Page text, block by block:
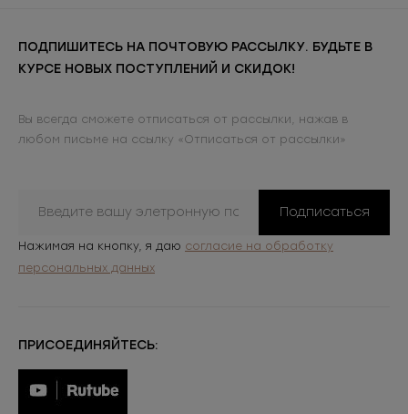
ПОДПИШИТЕСЬ НА ПОЧТОВУЮ РАССЫЛКУ. БУДЬТЕ В
КУРСЕ НОВЫХ ПОСТУПЛЕНИЙ И СКИДОК!
Вы всегда сможете отписаться от рассылки, нажав в
любом письме на ссылку «Отписаться от рассылки»
Подписаться
Нажимая на кнопку, я даю согласие на обработку
персональных данных
ПРИСОЕДИНЯЙТЕСЬ: